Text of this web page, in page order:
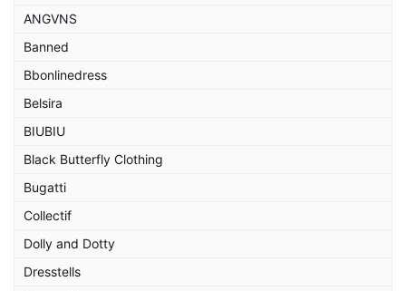
ANGVNS
Banned
Bbonlinedress
Belsira
BIUBIU
Black Butterfly Clothing
Bugatti
Collectif
Dolly and Dotty
Dresstells